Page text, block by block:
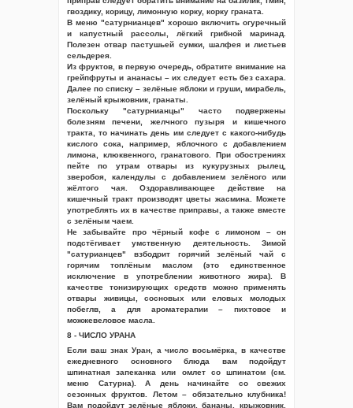
гвоздику, корицу, лимонную корку, корку граната.
В меню "сатурнианцев" хорошо включить огуречный
и капустный рассолы, лёгкий грибной маринад.
Полезен отвар пастушьей сумки, шалфея и листьев
сельдерея.
Из фруктов, в первую очередь, обратите внимание на
грейпфруты и ананасы – их следует есть без сахара.
Далее по списку – зелёные яблоки и груши, мирабель,
зелёный крыжовник, гранаты.
Поскольку "сатурнианцы" часто подвержены
болезням печени, желчного пузыря и кишечного
тракта, то начинать день им следует с какого-нибудь
кислого сока, например, яблочного с добавлением
лимона, клюквенного, гранатового. При обострениях
пейте по утрам отвары из кукурузных рылец,
зверобоя, календулы с добавлением зелёного или
жёлтого чая. Оздоравливающее действие на
кишечный тракт производят цветы жасмина. Можете
употреблять их в качестве приправы, а также вместе
с зелёным чаем.
Не забывайте про чёрный кофе с лимоном – он
подстёгивает умственную деятельность. Зимой
"сатурианцев" взбодрит горячий зелёный чай с
горячим топлёным маслом (это единственное
исключение в употреблении животного жира). В
качестве тонизирующих средств можно применять
отвары живицы, сосновых или еловых молодых
побеглв, а для ароматерапии – пихтовое и
можжевеловое масла.
8 - ЧИСЛО УРАНА
Если ваш знак Уран, а число восьмёрка, в качестве
ежедневного основного блюда вам подойдут
шпинатная запеканка или омлет со шпинатом (см.
меню Сатурна). А день начинайте со свежих
сезонных фруктов. Летом – обязательно клубника!
Вам подойдут зелёные яблоки, бананы, крыжовник,